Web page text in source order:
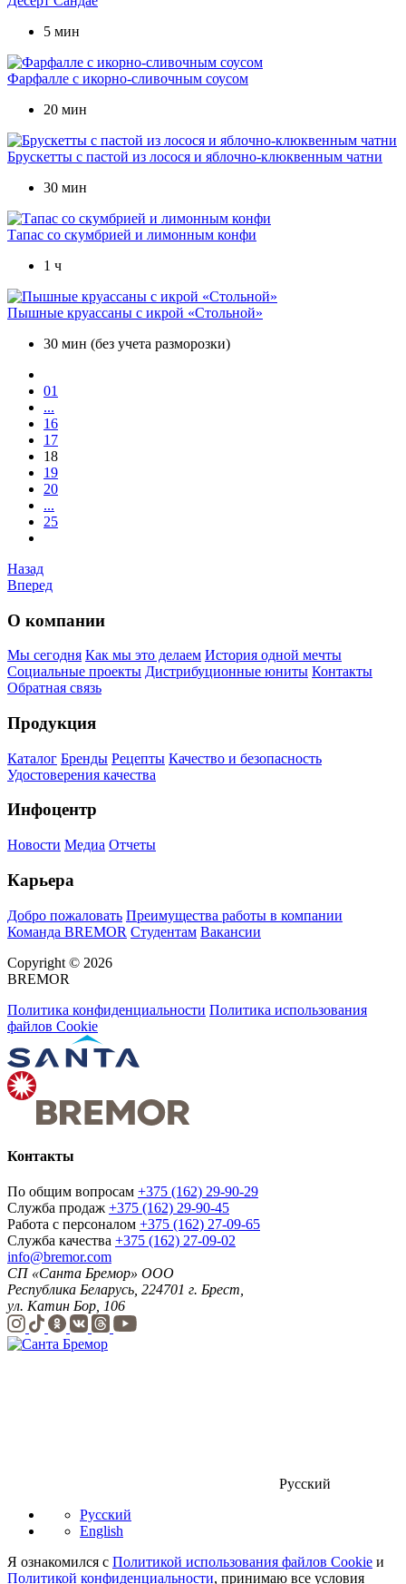
5 мин
Фарфалле с икорно-сливочным соусом
20 мин
Брускетты с пастой из лосося и яблочно-клюквенным чатни
30 мин
Тапас со скумбрией и лимонным конфи
1 ч
Пышные круассаны с икрой «Стольной»
30 мин (без учета разморозки)
01
...
16
17
18
19
20
...
25
Назад
Вперед
О компании
Мы сегодня Как мы это делаем История одной мечты
Социальные проекты Дистрибуционные юниты Контакты
Обратная связь
Продукция
Каталог Бренды Рецепты Качество и безопасность
Удостоверения качества
Инфоцентр
Новости Медиа Отчеты
Карьера
Добро пожаловать Преимущества работы в компании
Команда BREMOR Студентам Вакансии
Copyright © 2026
BREMOR
Политика конфиденциальности Политика использования
файлов Cookie
Контакты
По общим вопросам +375 (162) 29-90-29
Служба продаж +375 (162) 29-90-45
Работа с персоналом +375 (162) 27-09-65
Служба качества +375 (162) 27-09-02
info@bremor.com
СП «Санта Бремор» ООО
Республика Беларусь, 224701 г. Брест,
ул. Катин Бор, 106
Русский
Русский
English
Я ознакомился с Политикой использования файлов Cookie и
Политикой конфиденциальности, принимаю все условия